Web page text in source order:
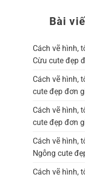
Bài
Cách vẽ hình,
Cừu cute đẹp
Cách vẽ hình,
cute đẹp đơn
Cách vẽ hình,
cute đẹp đơn
Cách vẽ hình,
Ngỗng cute
Cách vẽ hình,